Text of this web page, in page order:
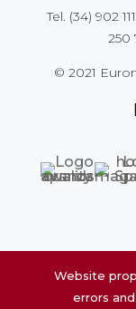
Tel. (34) 902
250
© 2021
Website
errors